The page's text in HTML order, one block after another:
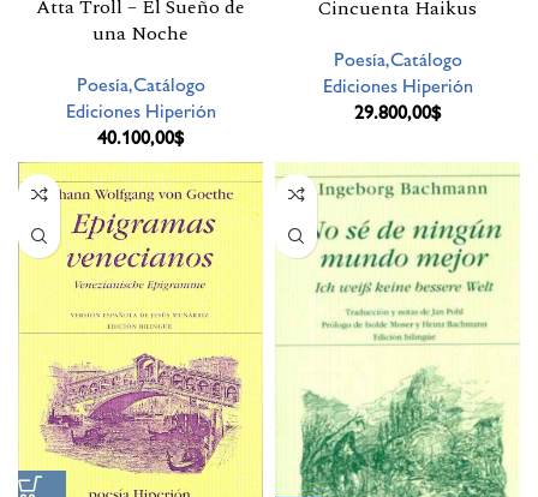
Atta Troll – El Sueño de
una Noche
Poesía,Catálogo
Ediciones Hiperión
40.100,00$
Cincuenta Haikus
Poesía,Catálogo
Ediciones Hiperión
29.800,00$